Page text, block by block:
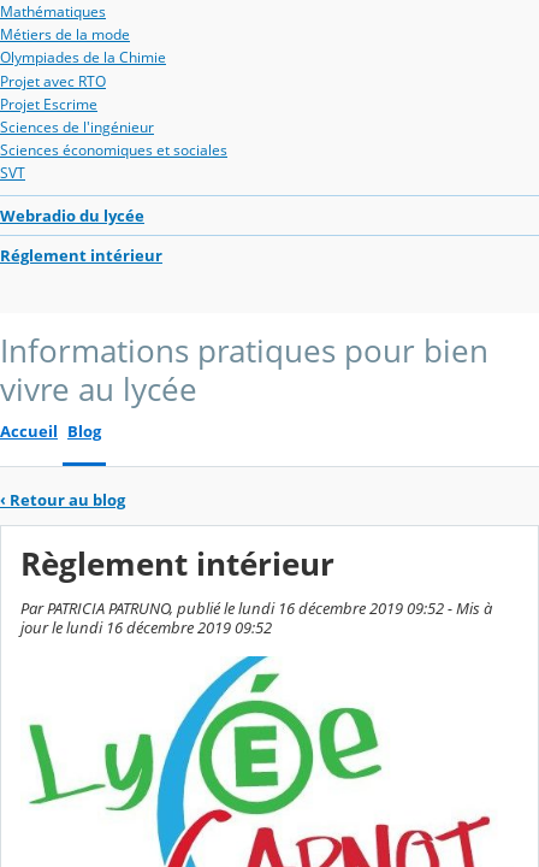
Mathématiques
Métiers de la mode
Olympiades de la Chimie
Projet avec RTO
Projet Escrime
Sciences de l'ingénieur
Sciences économiques et sociales
SVT
Webradio du lycée
Réglement intérieur
Informations pratiques pour bien
vivre au lycée
Accueil Blog
‹ Retour au blog
Règlement intérieur
Par PATRICIA PATRUNO, publié le lundi 16 décembre 2019 09:52 - Mis à
jour le lundi 16 décembre 2019 09:52